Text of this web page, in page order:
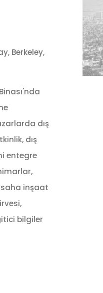
Berkeley,
dış
dış
entegre
saha inşaat
bilgiler